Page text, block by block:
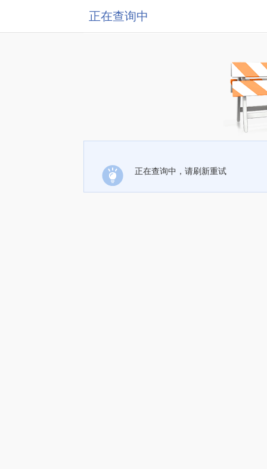
正在查询中
正在查询中，请刷新重试